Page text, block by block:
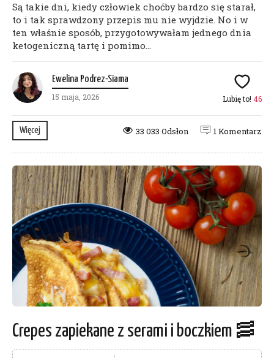
Są takie dni, kiedy człowiek choćby bardzo się starał,
to i tak sprawdzony przepis mu nie wyjdzie. No i w
ten właśnie sposób, przygotowywałam jednego dnia
ketogeniczną tartę i pomimo...
Ewelina Podrez-Siama
15 maja, 2026 Lubię to! 46
Więcej 1 Komentarz
33 033 Odsłon
Crepes zapiekane z serami i boczkiem 🥓